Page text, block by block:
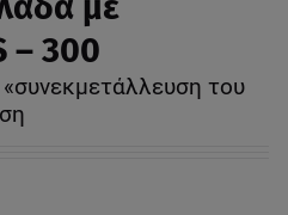
– 300
του